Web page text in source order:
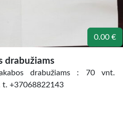
0.00 €
drabužiams
drabužiams : 70 vnt.
t. +37068822143